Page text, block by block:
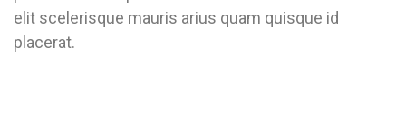
elit scelerisque mauris arius quam quisque id
placerat.